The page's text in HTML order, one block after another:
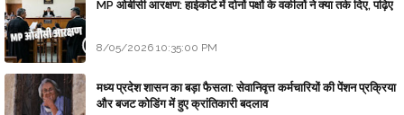
MP ओबीसी आरक्षण: हाईकोर्ट में दोनों पक्षों के वकीलों ने क्या तर्क दिए, पढ़िए
8/05/2026 10:35:00 PM
मध्य प्रदेश शासन का बड़ा फैसला: सेवानिवृत्त कर्मचारियों की पेंशन प्रक्रिया
और बजट कोडिंग में हुए क्रांतिकारी बदलाव